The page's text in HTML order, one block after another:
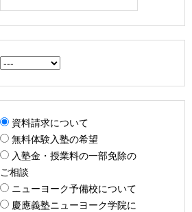
資料請求について
無料体験入塾の希望
入塾金・授業料の一部免除の
ご相談
ニューヨーク予備校について
慶應義塾ニューヨーク学院に